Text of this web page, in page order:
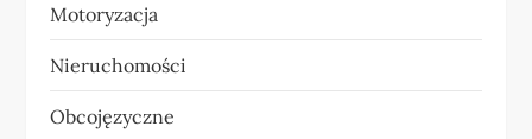
Motoryzacja
Nieruchomości
Obcojęzyczne